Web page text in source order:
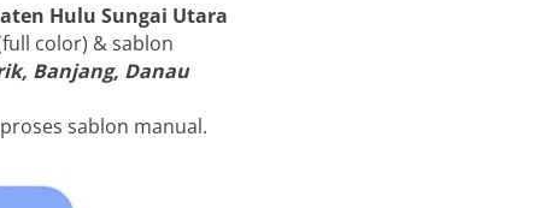
Hulu Sungai Utara
color) & sablon
Banjang, Danau
sablon manual.